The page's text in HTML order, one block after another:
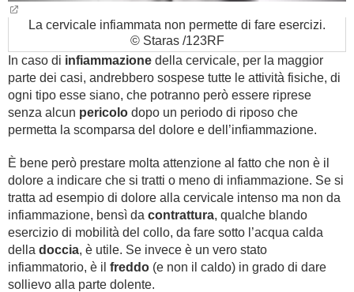
La cervicale infiammata non permette di fare esercizi.
© Staras /123RF
In caso di infiammazione della cervicale, per la maggior
parte dei casi, andrebbero sospese tutte le attività fisiche, di
ogni tipo esse siano, che potranno però essere riprese
senza alcun pericolo dopo un periodo di riposo che
permetta la scomparsa del dolore e dell’infiammazione.
È bene però prestare molta attenzione al fatto che non è il
dolore a indicare che si tratti o meno di infiammazione. Se si
tratta ad esempio di dolore alla cervicale intenso ma non da
infiammazione, bensì da contrattura, qualche blando
esercizio di mobilità del collo, da fare sotto l’acqua calda
della doccia, è utile. Se invece è un vero stato
infiammatorio, è il freddo (e non il caldo) in grado di dare
sollievo alla parte dolente.